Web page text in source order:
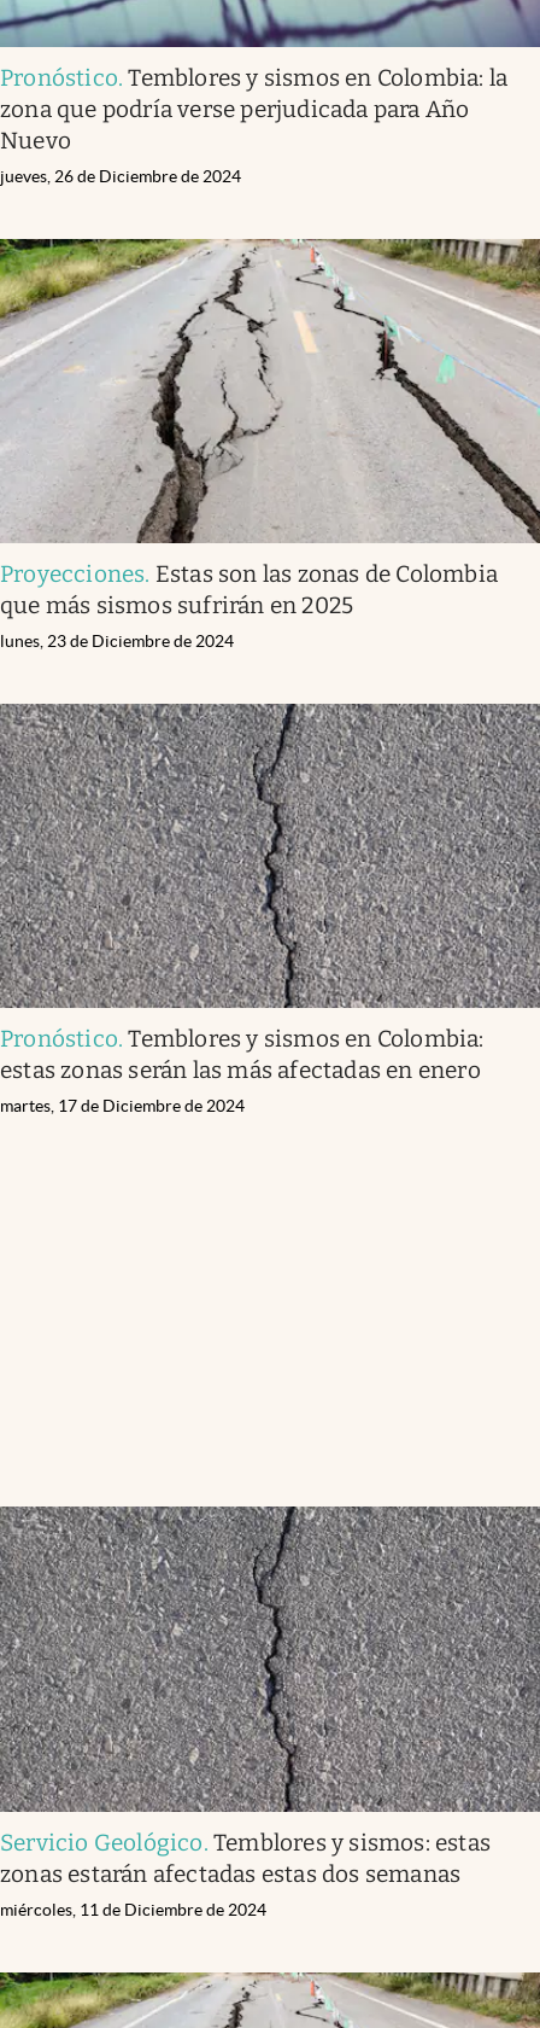
Pronóstico.Temblores y sismos en Colombia: la
zona que podría verse perjudicada para Año
Nuevo
jueves, 26 de Diciembre de 2024
Proyecciones. Estas son las zonas de Colombia
que más sismos sufrirán en 2025
lunes, 23 de Diciembre de 2024
Pronóstico.Temblores y sismos en Colombia:
estas zonas serán las más afectadas en enero
martes, 17 de Diciembre de 2024
Servicio Geológico.Temblores y sismos: estas
zonas estarán afectadas estas dos semanas
miércoles, 11 de Diciembre de 2024